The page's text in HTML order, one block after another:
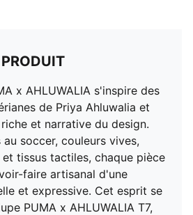
x AHLUWALIA s'inspire des
de Priya Ahluwalia et
et narrative du design.
soccer, couleurs vives,
tissus tactiles, chaque pièce
faire artisanal d'une
et expressive. Cet esprit se
PUMA x AHLUWALIA T7,